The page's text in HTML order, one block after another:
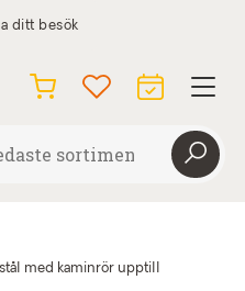
ditt besök
med kaminrör upptill